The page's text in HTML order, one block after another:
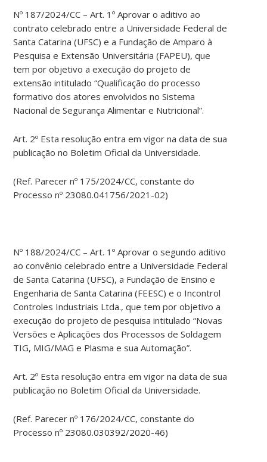
Nº 187/2024/CC – Art. 1º Aprovar o aditivo ao
contrato celebrado entre a Universidade Federal de
Santa Catarina (UFSC) e a Fundação de Amparo à
Pesquisa e Extensão Universitária (FAPEU), que
tem por objetivo a execução do projeto de
extensão intitulado “Qualificação do processo
formativo dos atores envolvidos no Sistema
Nacional de Segurança Alimentar e Nutricional”.
Art. 2º Esta resolução entra em vigor na data de sua
publicação no Boletim Oficial da Universidade.
(Ref. Parecer nº 175/2024/CC, constante do
Processo nº 23080.041756/2021-02)
Nº 188/2024/CC – Art. 1º Aprovar o segundo aditivo
ao convênio celebrado entre a Universidade Federal
de Santa Catarina (UFSC), a Fundação de Ensino e
Engenharia de Santa Catarina (FEESC) e o Incontrol
Controles Industriais Ltda., que tem por objetivo a
execução do projeto de pesquisa intitulado “Novas
Versões e Aplicações dos Processos de Soldagem
TIG, MIG/MAG e Plasma e sua Automação”.
Art. 2º Esta resolução entra em vigor na data de sua
publicação no Boletim Oficial da Universidade.
(Ref. Parecer nº 176/2024/CC, constante do
Processo nº 23080.030392/2020-46)